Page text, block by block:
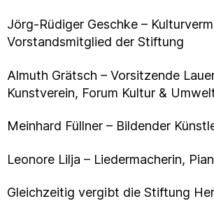
Jörg-Rüdiger Geschke –
Vorstandsmitglied der Stiftung
Almuth Grätsch – Vorsitzende
Kunstverein, Forum Kultur &
Meinhard Füllner – Bildender
Leonore Lilja – Liedermacherin,
Gleichzeitig vergibt die Stiftung